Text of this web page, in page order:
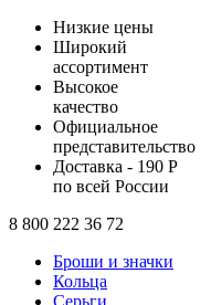
Низкие цены
Широкий
ассортимент
Высокое
качество
Официальное
представительство
Доставка - 190 Р
по всей России
8 800 222 36 72
Броши и значки
Кольца
Серьги